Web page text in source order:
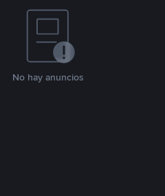
No hay anuncios